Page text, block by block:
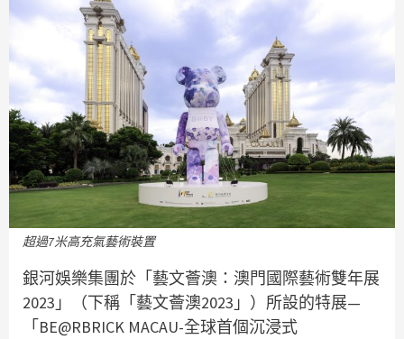
超過7米高充氣藝術裝置
銀河娛樂集團於「藝文薈澳：澳門國際藝術雙年展
2023」（下稱「藝文薈澳2023」）所設的特展—
「BE@RBRICK MACAU-全球首個沉浸式